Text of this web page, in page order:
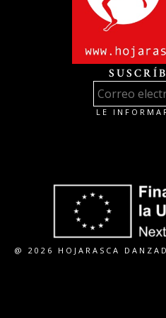
LE
@ 2026 HOJARASCA DANZA